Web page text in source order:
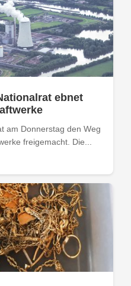
ebnet
am Donnerstag den Weg
freigemacht. Die...